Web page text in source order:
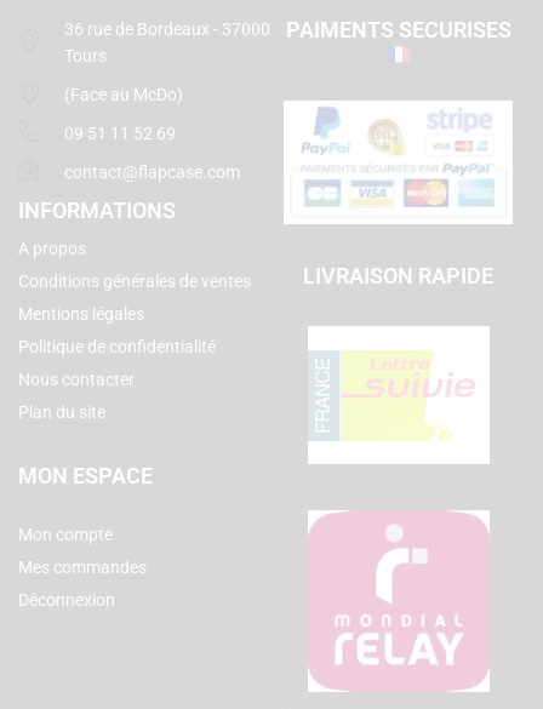
36 rue de Bordeaux - 37000
Tours
(Face au McDo)
09 51 11 52 69
contact@flapcase.com
INFORMATIONS
A propos
Conditions générales de ventes
Mentions légales
Politique de confidentialité
Nous contacter
Plan du site
MON ESPACE
Mon compte
Mes commandes
Déconnexion
PAIMENTS SECURISES
LIVRAISON RAPIDE